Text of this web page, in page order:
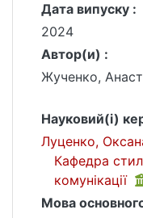
Дата випуску :
2024
Автор(и) :
Жученко,
Науковий(і)
Луценко,
Кафедра
комунікації
Мова